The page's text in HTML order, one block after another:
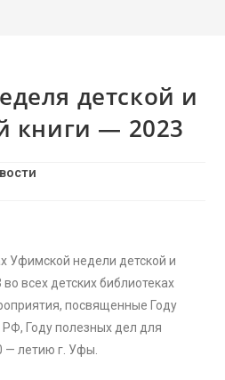
детской и
книги — 2023
Уфимской недели детской и
всех детских библиотеках
посвященные Году
РФ, Году полезных дел для
— летию г. Уфы.